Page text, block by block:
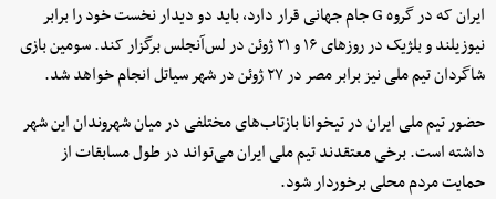
ایران که در گروه G جام جهانی قرار دارد، باید دو دیدار نخست خود را برابر
نیوزیلند و بلژیک در روزهای ۱۶ و ۲۱ ژوئن در لس‌آنجلس برگزار کند. سومین بازی
شاگردان تیم ملی نیز برابر مصر در ۲۷ ژوئن در شهر سیاتل انجام خواهد شد.
حضور تیم ملی ایران در تیخوانا بازتاب‌های مختلفی در میان شهروندان این شهر
داشته است. برخی معتقدند تیم ملی ایران می‌تواند در طول مسابقات از
حمایت مردم محلی برخوردار شود.